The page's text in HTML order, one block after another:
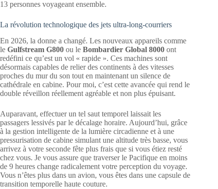
13 personnes voyageant ensemble.
La révolution technologique des jets ultra-long-courriers
En 2026, la donne a changé. Les nouveaux appareils comme
le Gulfstream G800 ou le Bombardier Global 8000 ont
redéfini ce qu’est un vol « rapide ». Ces machines sont
désormais capables de relier des continents à des vitesses
proches du mur du son tout en maintenant un silence de
cathédrale en cabine. Pour moi, c’est cette avancée qui rend le
double réveillon réellement agréable et non plus épuisant.
Auparavant, effectuer un tel saut temporel laissait les
passagers lessivés par le décalage horaire. Aujourd’hui, grâce
à la gestion intelligente de la lumière circadienne et à une
pressurisation de cabine simulant une altitude très basse, vous
arrivez à votre seconde fête plus frais que si vous étiez resté
chez vous. Je vous assure que traverser le Pacifique en moins
de 9 heures change radicalement votre perception du voyage.
Vous n’êtes plus dans un avion, vous êtes dans une capsule de
transition temporelle haute couture.